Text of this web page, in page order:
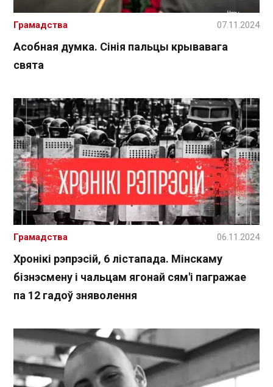
Асобная думка. Сінія пальцы крывавага
свята
Грамадства 07.11.2024
Хронікі рэпрэсій, 6 лістапада. Мінскаму
бізнэсмену і чальцам ягонай сям'і пагражае
па 12 гадоў зняволення
Грамадства 06.11.2024